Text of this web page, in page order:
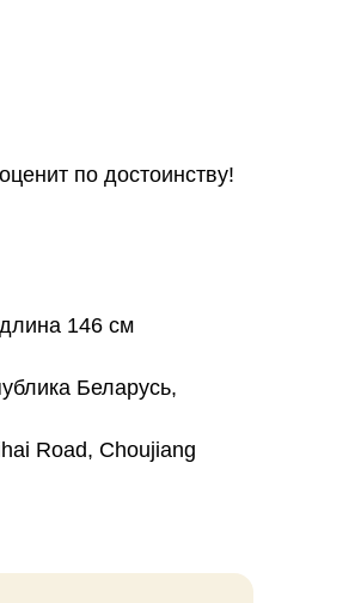
по достоинству!
146 см
Беларусь,
Road, Choujiang